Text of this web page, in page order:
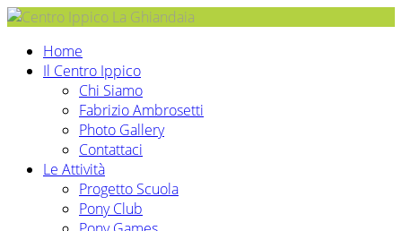
Home
Il Centro Ippico
Chi Siamo
Fabrizio Ambrosetti
Photo Gallery
Contattaci
Le Attività
Progetto Scuola
Pony Club